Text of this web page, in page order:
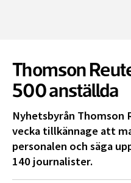
Thomson
500 anställda
Nyhetsbyrån Thomson
vecka tillkännage att
personalen och säga
140 journalister.